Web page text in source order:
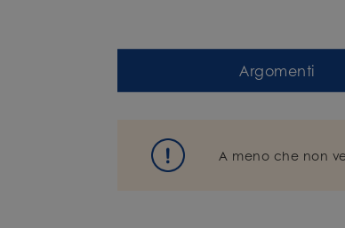
Argomenti
A meno che non